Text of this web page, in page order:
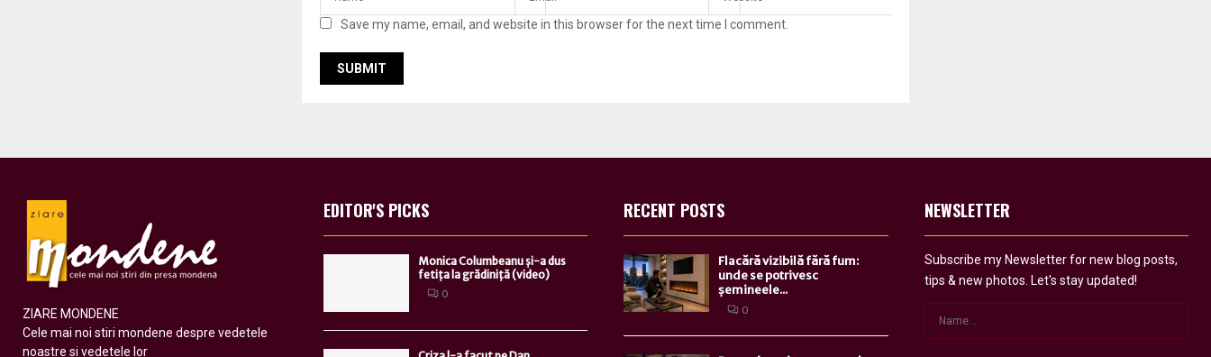
Save my name, email, and website in this browser for the next time I comment.
ZIARE MONDENE
Cele mai noi stiri mondene despre vedetele
noastre si vedetele lor
EDITOR'S PICKS
Monica Columbeanu și-a dus
fetița la grădiniță (video)
0
RECENT POSTS
Flacără vizibilă fără fum:
unde se potrivesc
șemineele...
0
NEWSLETTER
Subscribe my Newsletter for new blog posts,
tips & new photos. Let's stay updated!